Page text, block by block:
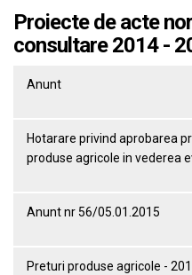
Proiecte de acte
consultare 2014 -
Anunt
Hotarare privind aprobarea
produse agricole in vederea
Anunt nr 56/05.01.2015
Preturi produse agricole -